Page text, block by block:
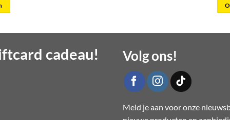
€ 14,95.
cadeau! Volg ons!
Meld je aan voor onze